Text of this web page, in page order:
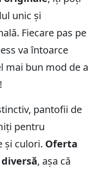
unic și
Fiecare pas pe
va întoarce
mai bun mod de a
pantofii de
pentru
și culori. Oferta
, așa că